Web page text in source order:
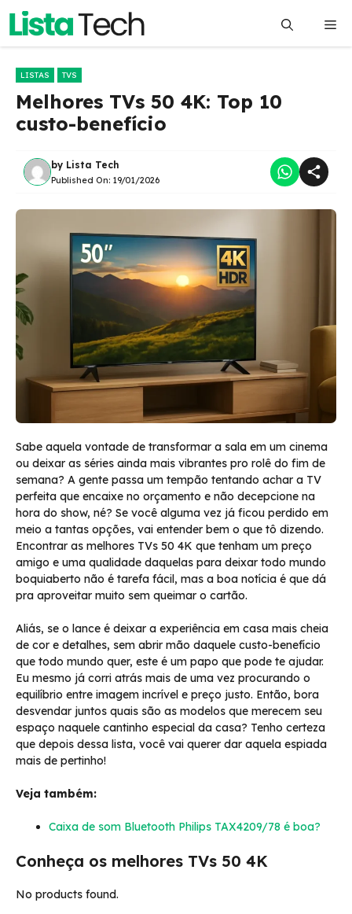
Pular
o
LISTAS TVS
Melhores TVs 50 4K: Top 10
custo-benefício
by Lista Tech
Published On: 19/01/2026
Sabe aquela vontade de transformar a sala em um cinema
ou deixar as séries ainda mais vibrantes pro rolê do fim de
semana? A gente passa um tempão tentando achar a TV
perfeita que encaixe no orçamento e não decepcione na
hora do show, né? Se você alguma vez já ficou perdido em
meio a tantas opções, vai entender bem o que tô dizendo.
Encontrar as melhores TVs 50 4K que tenham um preço
amigo e uma qualidade daquelas para deixar todo mundo
boquiaberto não é tarefa fácil, mas a boa notícia é que dá
pra aproveitar muito sem queimar o cartão.
Aliás, se o lance é deixar a experiência em casa mais cheia
de cor e detalhes, sem abrir mão daquele custo-benefício
que todo mundo quer, este é um papo que pode te ajudar.
Eu mesmo já corri atrás mais de uma vez procurando o
equilíbrio entre imagem incrível e preço justo. Então, bora
desvendar juntos quais são as modelos que merecem seu
espaço naquele cantinho especial da casa? Tenho certeza
que depois dessa lista, você vai querer dar aquela espiada
mais de pertinho!
Veja também:
Caixa de som Bluetooth Philips TAX4209/78 é boa?
Conheça os melhores TVs 50 4K
No products found.